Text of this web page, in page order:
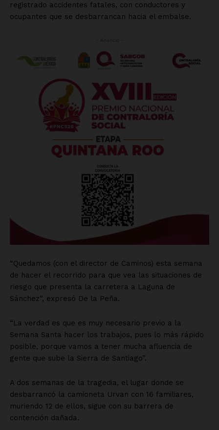
registrado accidentes fatales, con conductores y
ocupantes que se desbarrancan hacia el embalse.
“Quedamos (con el director de Caminos) esta semana
de hacer el recorrido para que vea las situaciones de
riesgo que presenta la carretera a Laguna de
Sánchez”, expresó De la Peña.
“La verdad es que es muy necesario previo a la
Semana Santa hacer los trabajos, pues lo más rápido
posible, porque vamos a tener mucha afluencia de
gente que sube la Sierra de Santiago”.
A dos semanas de la tragedia, el lugar donde se
desbarrancó la camioneta Urvan con 16 familiares,
muriendo 12 de ellos, sigue con su barrera de
contención dañada.